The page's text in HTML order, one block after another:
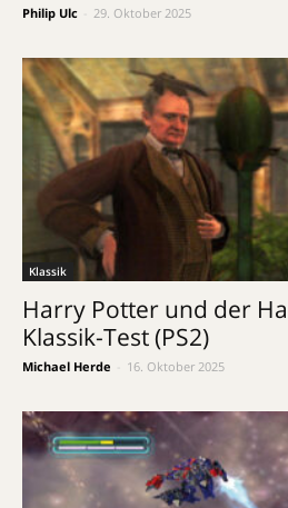
Philip Ulc 29. Oktober 2025
Klassik
Harry Potter und der
Klassik-Test (PS2)
Michael Herde 16. Oktober 2025